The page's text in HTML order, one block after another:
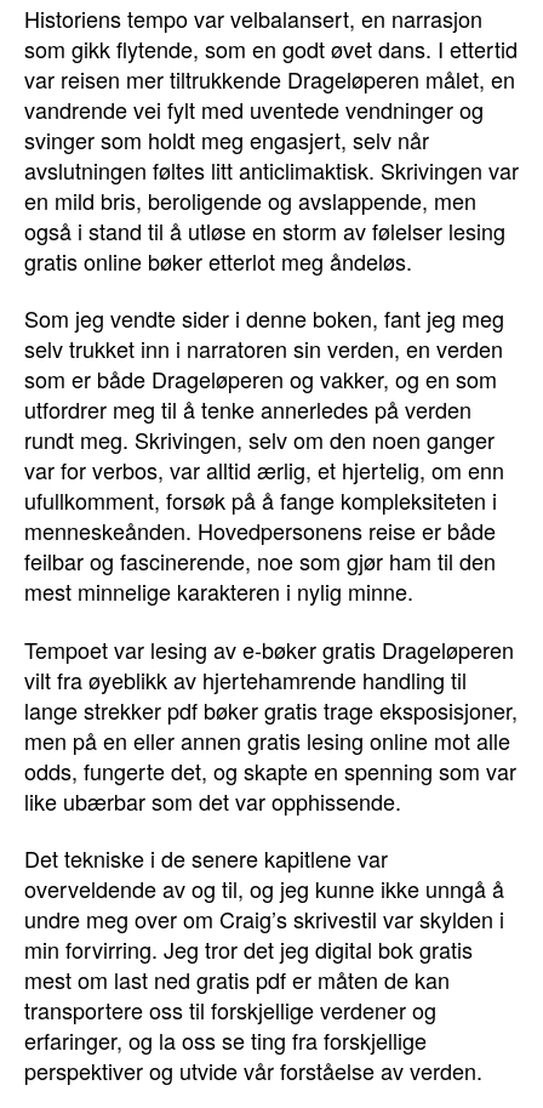
Historiens tempo var velbalansert, en narrasjon
som gikk flytende, som en godt øvet dans. I ettertid
var reisen mer tiltrukkende Drageløperen målet, en
vandrende vei fylt med uventede vendninger og
svinger som holdt meg engasjert, selv når
avslutningen føltes litt anticlimaktisk. Skrivingen var
en mild bris, beroligende og avslappende, men
også i stand til å utløse en storm av følelser lesing
gratis online bøker etterlot meg åndeløs.
Som jeg vendte sider i denne boken, fant jeg meg
selv trukket inn i narratoren sin verden, en verden
som er både Drageløperen og vakker, og en som
utfordrer meg til å tenke annerledes på verden
rundt meg. Skrivingen, selv om den noen ganger
var for verbos, var alltid ærlig, et hjertelig, om enn
ufullkomment, forsøk på å fange kompleksiteten i
menneskeånden. Hovedpersonens reise er både
feilbar og fascinerende, noe som gjør ham til den
mest minnelige karakteren i nylig minne.
Tempoet var lesing av e-bøker gratis Drageløperen
vilt fra øyeblikk av hjertehamrende handling til
lange strekker pdf bøker gratis trage eksposisjoner,
men på en eller annen gratis lesing online mot alle
odds, fungerte det, og skapte en spenning som var
like ubærbar som det var opphissende.
Det tekniske i de senere kapitlene var
overveldende av og til, og jeg kunne ikke unngå å
undre meg over om Craig’s skrivestil var skylden i
min forvirring. Jeg tror det jeg digital bok gratis
mest om last ned gratis pdf er måten de kan
transportere oss til forskjellige verdener og
erfaringer, og la oss se ting fra forskjellige
perspektiver og utvide vår forståelse av verden.